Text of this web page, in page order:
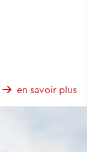
en savoir plus